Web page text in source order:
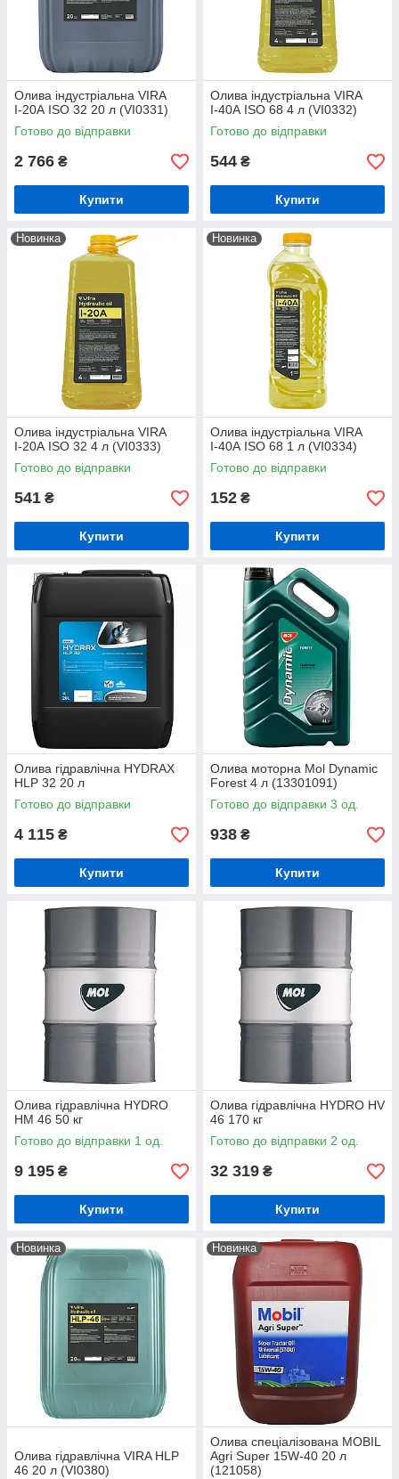
Олива індустріальна VIRA
І-20А ISO 32 20 л (VI0331)
Готово до відправки
2 766 ₴
Купити
Олива індустріальна VIRA
І-40А ISO 68 4 л (VI0332)
Готово до відправки
544 ₴
Купити
Новинка
Олива індустріальна VIRA
І-20А ISO 32 4 л (VI0333)
Готово до відправки
541 ₴
Купити
Новинка
Олива індустріальна VIRA
І-40А ISO 68 1 л (VI0334)
Готово до відправки
152 ₴
Купити
Олива гідравлічна HYDRAX
HLP 32 20 л
Готово до відправки
4 115 ₴
Купити
Олива моторна Mol Dynamic
Forest 4 л (13301091)
Готово до відправки 3 од.
938 ₴
Купити
Олива гідравлічна HYDRO
HM 46 50 кг
Готово до відправки 1 од.
9 195 ₴
Купити
Олива гідравлічна HYDRO HV
46 170 кг
Готово до відправки 2 од.
32 319 ₴
Купити
Новинка
Олива гідравлічна VIRA HLP
46 20 л (VI0380)
Новинка
Олива спеціалізована MOBIL
Agri Super 15W-40 20 л
(121058)